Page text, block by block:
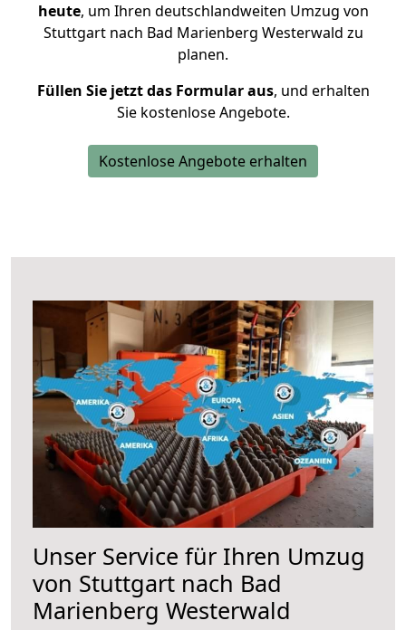
heute, um Ihren deutschlandweiten Umzug von
Stuttgart nach Bad Marienberg Westerwald zu
planen.
Füllen Sie jetzt das Formular aus, und erhalten
Sie kostenlose Angebote.
Kostenlose Angebote erhalten
Unser Service für Ihren Umzug
von Stuttgart nach Bad
Marienberg Westerwald